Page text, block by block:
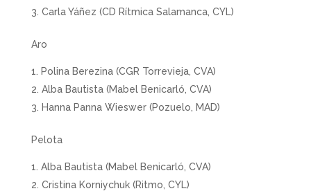
Carla Yáñez (CD Rítmica Salamanca, CYL)
Aro
Polina Berezina (CGR Torrevieja, CVA)
Alba Bautista (Mabel Benicarló, CVA)
Hanna Panna Wieswer (Pozuelo, MAD)
Pelota
Alba Bautista (Mabel Benicarló, CVA)
Cristina Korniychuk (Ritmo, CYL)